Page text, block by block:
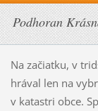
Podhoran
Na začiatku, v
hrával len na
v katastri obce.